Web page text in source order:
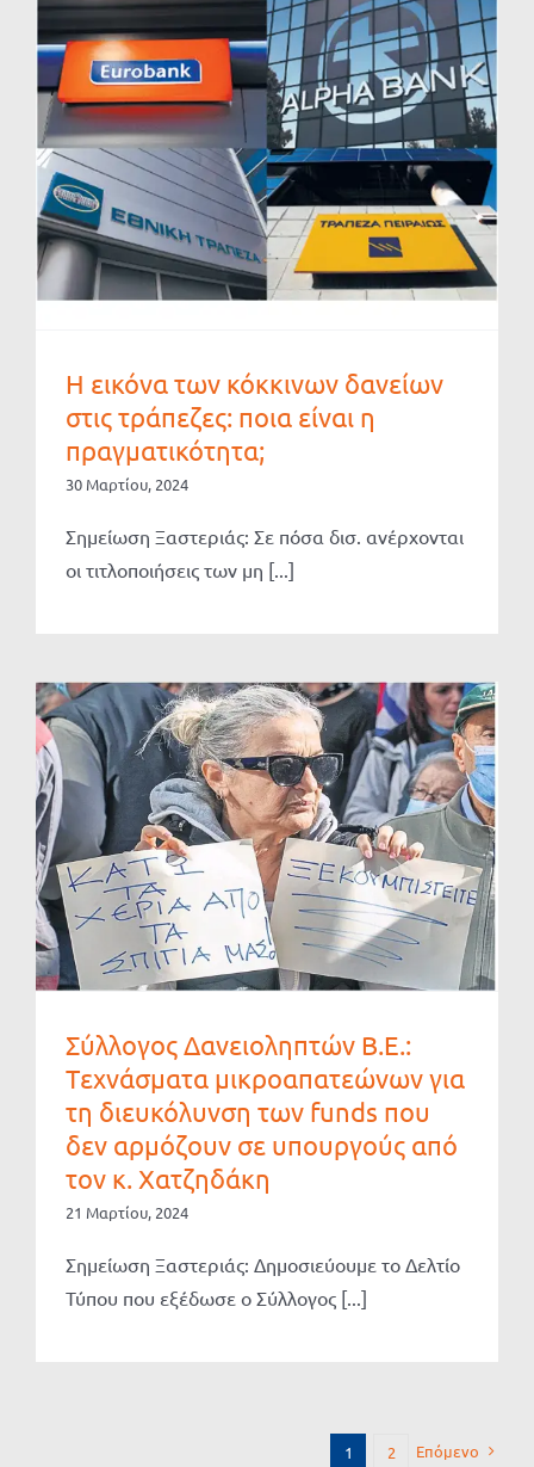
H εικόνα των κόκκινων δανείων
στις τράπεζες: ποια είναι η
πραγματικότητα;
30 Μαρτίου, 2024
Σημείωση Ξαστεριάς: Σε πόσα δισ. ανέρχονται
οι τιτλοποιήσεις των μη [...]
Σύλλογος Δανειοληπτών Β.Ε.:
Tεχνάσματα μικροαπατεώνων για
τη διευκόλυνση των funds που
δεν αρμόζουν σε υπουργούς από
τον κ. Χατζηδάκη
21 Μαρτίου, 2024
Σημείωση Ξαστεριάς: Δημοσιεύουμε το Δελτίο
Τύπου που εξέδωσε ο Σύλλογος [...]
1 2 Επόμενο